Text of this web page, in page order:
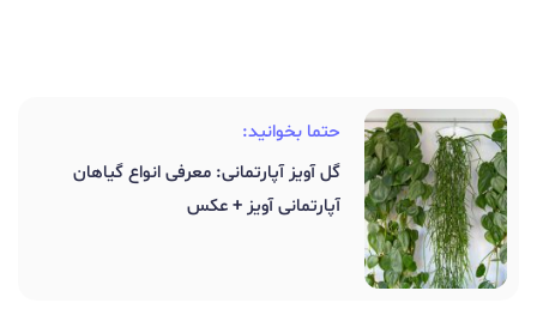
حتما بخوانید:
گل آویز آپارتمانی: معرفی انواع گیاهان
آپارتمانی آویز + عکس